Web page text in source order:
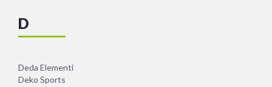
D
Deda Elementi
Deko Sports